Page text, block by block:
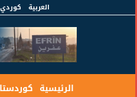
العربية كوردي
الرئيسية